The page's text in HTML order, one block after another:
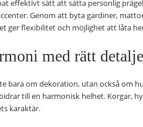
effektivt sätt att sätta personlig
Genom att byta gardiner,
ger flexibilitet och möjlighet att låta
med rätt
bara om dekoration, utan också om
till en harmonisk helhet. Korgar,
karaktär.